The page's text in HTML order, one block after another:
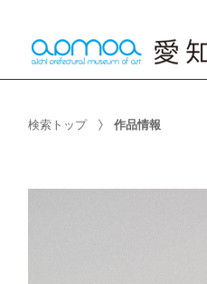
検索トップ 作品情報